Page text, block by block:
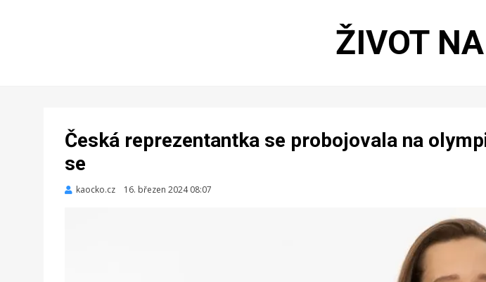
ŽIVOT
Česká reprezentantka se probojovala na
se
kaocko.cz
Zveřejněno
16. březen 2024 08:07